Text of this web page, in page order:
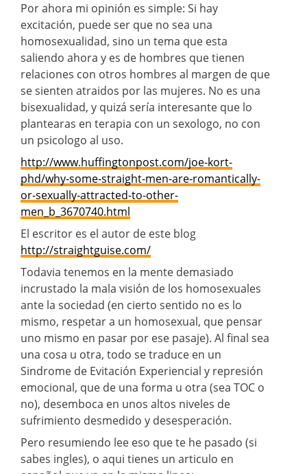
Por ahora mi opinión es simple: Si hay
excitación, puede ser que no sea una
homosexualidad, sino un tema que esta
saliendo ahora y es de hombres que tienen
relaciones con otros hombres al margen de que
se sienten atraidos por las mujeres. No es una
bisexualidad, y quizá sería interesante que lo
plantearas en terapia con un sexologo, no con
un psicologo al uso.
http://www.huffingtonpost.com/joe-kort-
phd/why-some-straight-men-are-romantically-
or-sexually-attracted-to-other-
men_b_3670740.html
El escritor es el autor de este blog
http://straightguise.com/
Todavia tenemos en la mente demasiado
incrustado la mala visión de los homosexuales
ante la sociedad (en cierto sentido no es lo
mismo, respetar a un homosexual, que pensar
uno mismo en pasar por ese pasaje). Al final sea
una cosa u otra, todo se traduce en un
Sindrome de Evitación Experiencial y represión
emocional, que de una forma u otra (sea TOC o
no), desemboca en unos altos niveles de
sufrimiento desmedido y desesperación.
Pero resumiendo lee eso que te he pasado (si
sabes ingles), o aqui tienes un articulo en